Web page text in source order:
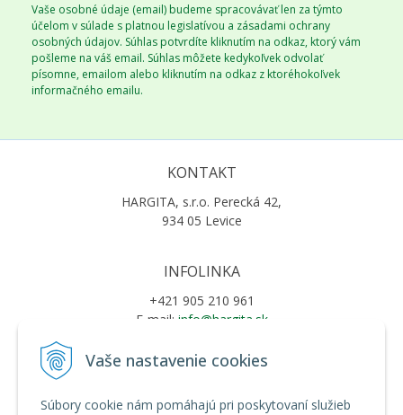
Vaše nastavenie cookies
Súbory cookie nám pomáhajú pri poskytovaní služieb
Vaše osobné údaje (email) budeme spracovávať len za týmto
účelom v súlade s platnou legislatívou a zásadami ochrany
osobných údajov. Súhlas potvrdíte kliknutím na odkaz, ktorý vám
pošleme na váš email. Súhlas môžete kedykoľvek odvolať
písomne, emailom alebo kliknutím na odkaz z ktoréhokoľvek
informačného emailu.
KONTAKT
HARGITA, s.r.o. Perecká 42,
934 05 Levice
INFOLINKA
+421 905 210 961
E-mail: info@hargita.sk